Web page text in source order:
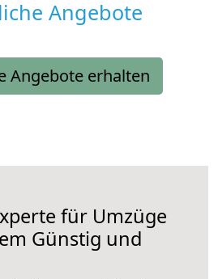
Angebote
Angebote erhalten
für Umzüge
Günstig und